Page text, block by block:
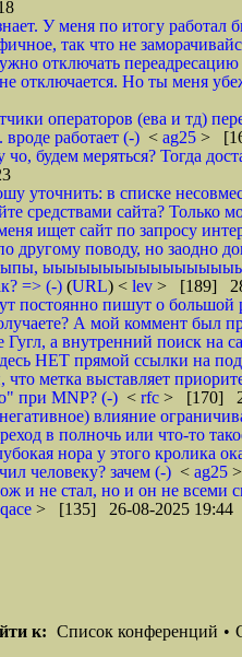
У меня по итогу работал
так что не
отключать
отключается. Но ты меня
операторов (ева и тд)
работает (-) < ag25 >
чо, будем меряться? Тогда
уточнить: в списке
средствами сайта? Только
ищет сайт по запросу
другому поводу, но заодно
тыпы,
=> (-) (URL) < lev > [189]
постоянно пишут о
А мой коммент был
Гугл, а внутренний поиск на
НЕТ прямой ссылки на
что метка выставляет
при MNP? (-) < rfc > [170]
влияние
в полночь или что-то
нора у этого кролика
человеку? зачем (-) < ag25
и не стал, но и он не всеми
qace > [135] 26-08-2025 19:44
к: Список конференций •